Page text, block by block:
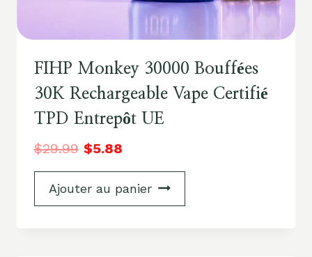
FIHP Monkey 30000 Bouffées
30K Rechargeable Vape Certifié
TPD Entrepôt UE
$29.99 $5.88
Ajouter au panier